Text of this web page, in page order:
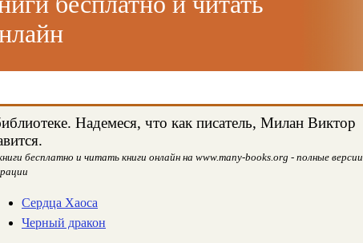
Надемеся, что как писатель, Милан Виктор
бесплатно и читать книги онлайн на www.many-books.org - полные версии
Сердца Хаоса
Черный дракон